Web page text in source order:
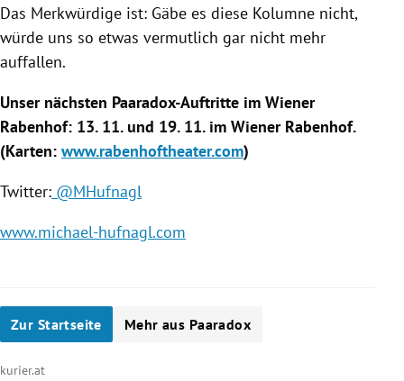
Das Merkwürdige ist: Gäbe es diese Kolumne nicht,
würde uns so etwas vermutlich gar nicht mehr
auffallen.
Unser nächsten Paaradox-Auftritte im Wiener
Rabenhof: 13. 11. und 19. 11. im Wiener Rabenhof.
(Karten: www.rabenhoftheater.com)
Twitter: @MHufnagl
www.michael-hufnagl.com
Zur Startseite Mehr aus Paaradox
kurier.at